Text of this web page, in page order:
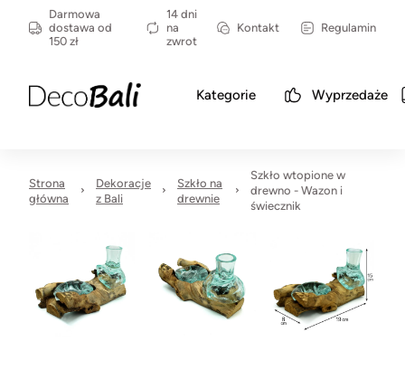
Darmowa
dostawa od
150 zł
14 dni
na
zwrot
Kontakt Regulamin
Kategorie Wyprzedaże
Strona
główna
Dekoracje
z Bali
Szkło na
drewnie
Szkło wtopione w
drewno - Wazon i
świecznik